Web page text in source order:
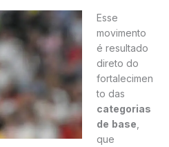
Esse
movimento
é resultado
direto do
fortalecimen
to das
categorias
de base
que